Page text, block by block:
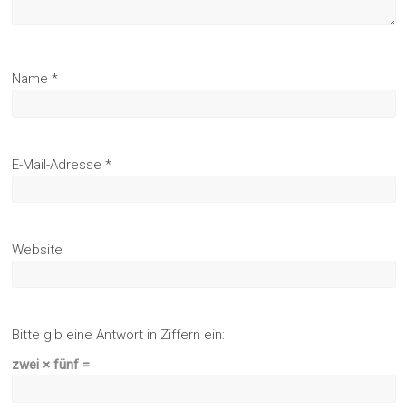
Name*
E-Mail-Adresse*
Website
Bitte gib eine Antwort in Ziffern ein:
zwei × fünf =